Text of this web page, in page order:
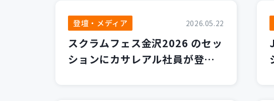
登壇・メディア 2026.05.22
スクラムフェス金沢2026 のセッ
ションにカサレアル社員が登壇